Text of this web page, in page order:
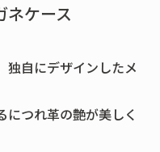
ネケース
独自にデザインしたメ
つれ革の艶が美しく